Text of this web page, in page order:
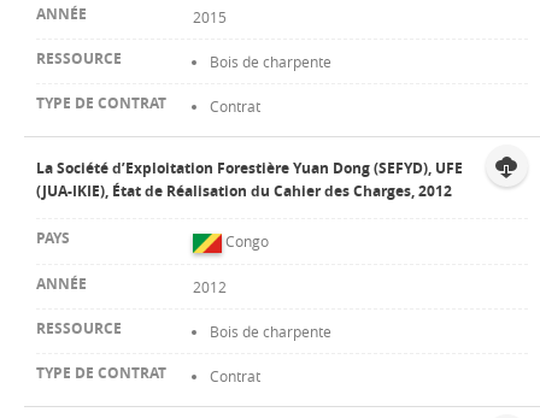
2015
Bois de charpente
Contrat
La Société d’Exploitation Forestière Yuan Dong (SEFYD), UFE
(JUA-IKIE), État de Réalisation du Cahier des Charges, 2012
Congo
2012
Bois de charpente
Contrat